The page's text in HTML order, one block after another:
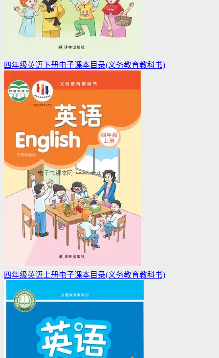
四年级英语下册电子课本目录(义务教育教科书)
四年级英语上册电子课本目录(义务教育教科书)